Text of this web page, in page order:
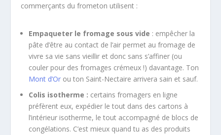
commerçants du frometon utilisent :
Empaqueter le fromage sous vide : empêcher la
pâte d’être au contact de l’air permet au fromage de
vivre sa vie sans vieillir et donc sans s’affiner (ou
couler pour des fromages crémeux !) davantage. Ton
Mont d’Or ou ton Saint-Nectaire arrivera sain et sauf.
Colis isotherme : certains fromagers en ligne
préfèrent eux, expédier le tout dans des cartons à
l’intérieur isotherme, le tout accompagné de blocs de
congélations. C’est mieux quand tu as des produits